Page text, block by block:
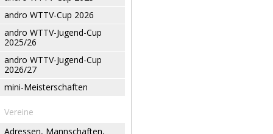
andro WTTV-Cup 2026
andro WTTV-Jugend-Cup
2025/26
andro WTTV-Jugend-Cup
2026/27
mini-Meisterschaften
Vereine
Adressen, Mannschaften,